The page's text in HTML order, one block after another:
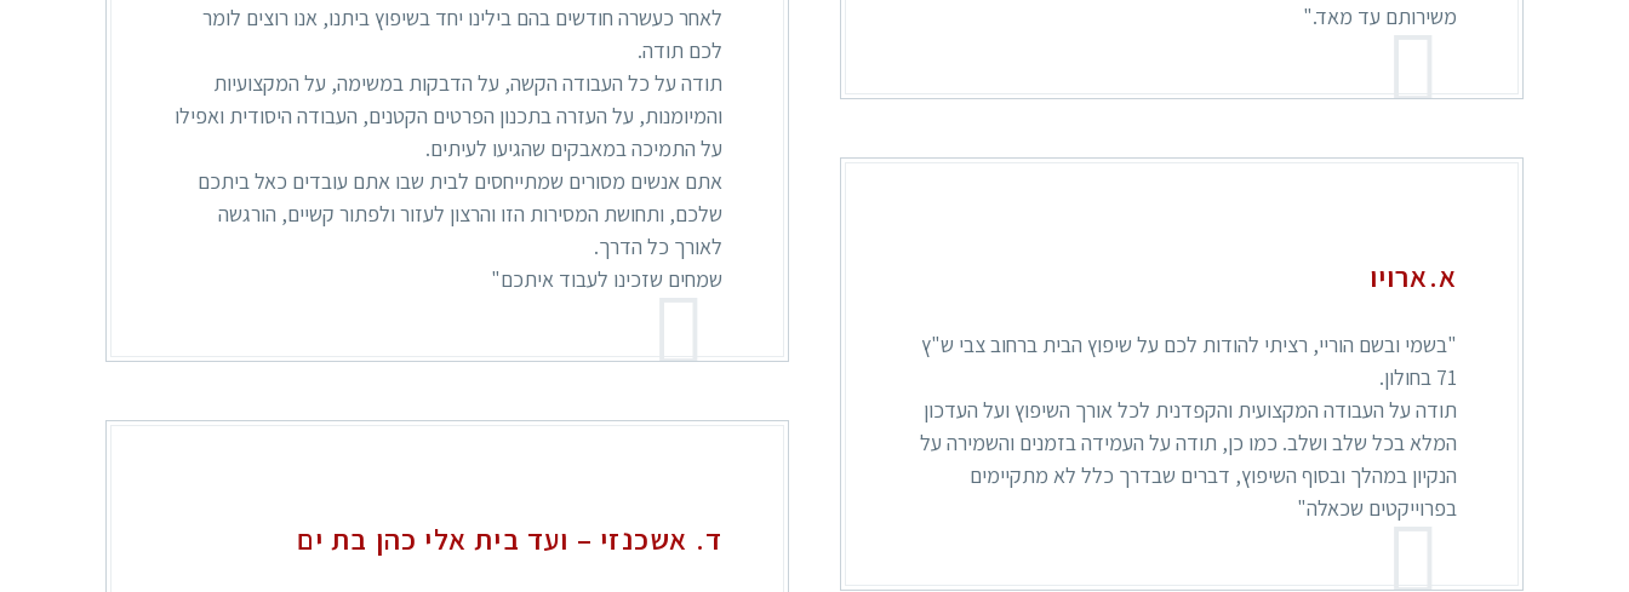
לאחר כעשרה חודשים בהם בילינו יחד בשיפוץ ביתנו, אנו רוצים לומר
לכם תודה.
תודה על כל העבודה הקשה, על הדבקות במשימה, על המקצועיות
והמיומנות, על העזרה בתכנון הפרטים הקטנים, העבודה היסודית ואפילו
על התמיכה במאבקים שהגיעו לעיתים.
אתם אנשים מסורים שמתייחסים לבית שבו אתם עובדים כאל ביתכם
שלכם, ותחושת המסירות הזו והרצון לעזור ולפתור קשיים, הורגשה
לאורך כל הדרך.
שמחים שזכינו לעבוד איתכם"
ד. אשכנזי – ועד בית אלי כהן בת ים
משירותם עד מאד."
א.ארויו
"בשמי ובשם הוריי, רציתי להודות לכם על שיפוץ הבית ברחוב צבי ש"ץ
71 בחולון.
תודה על העבודה המקצועית והקפדנית לכל אורך השיפוץ ועל העדכון
המלא בכל שלב ושלב. כמו כן, תודה על העמידה בזמנים והשמירה על
הנקיון במהלך ובסוף השיפוץ, דברים שבדרך כלל לא מתקיימים
בפרוייקטים שכאלה"